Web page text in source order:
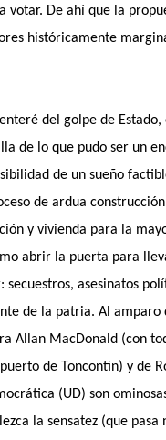
votar. De ahí que la
históricamente
del golpe de
de lo que pudo ser un
de un sueño
de ardua
y vivienda para la
abrir la puerta para
asesinatos
de la patria. Al
Allan MacDonald (con
de Toncontín) y de
(UD) son
la sensatez (que